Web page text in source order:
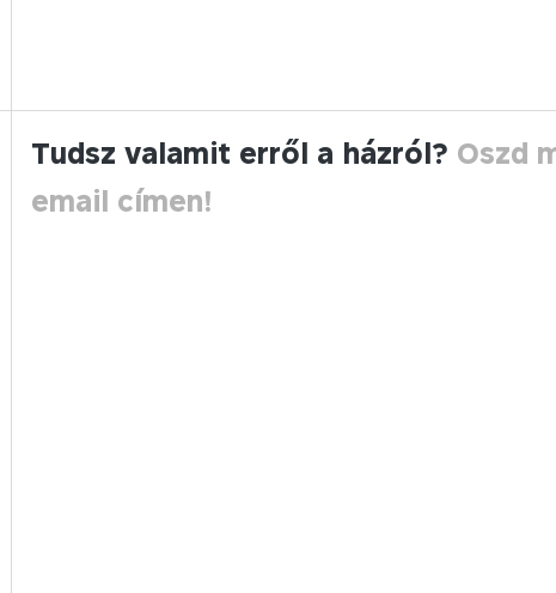
Tudsz valamit erről a házról? Oszd
email címen!